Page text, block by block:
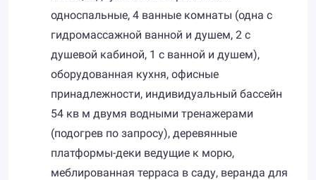
односпальные, 4 ванные комнаты (одна с
гидромассажной ванной и душем, 2 с
душевой кабиной, 1 с ванной и душем),
оборудованная кухня, офисные
принадлежности, индивидуальный бассейн
54 кв м двумя водными тренажерами
(подогрев по запросу), деревянные
платформы-деки ведущие к морю,
меблированная терраса в саду, веранда для